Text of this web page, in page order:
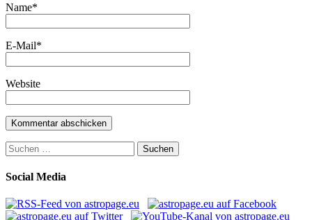
Name*
E-Mail*
Website
Suchen
nach:
Social Media